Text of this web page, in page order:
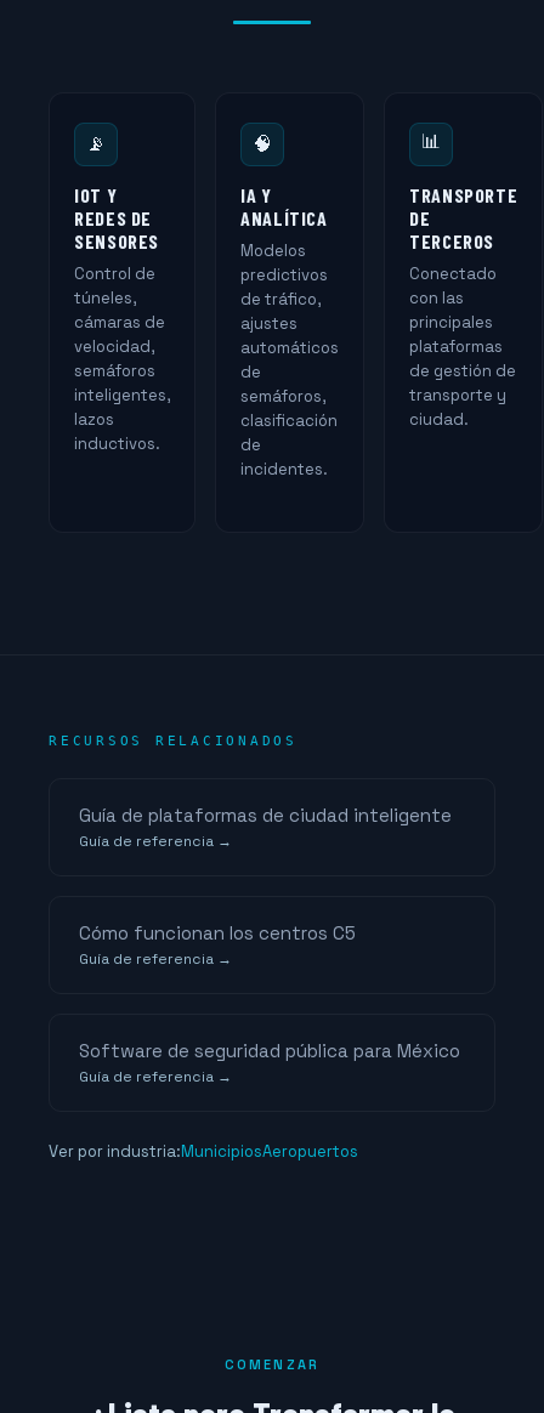
📡
IOT Y
REDES DE
SENSORES
Control de
túneles,
cámaras de
velocidad,
semáforos
inteligentes,
lazos
inductivos.
🧠
IA Y
ANALÍTICA
Modelos
predictivos
de tráfico,
ajustes
automáticos
de
semáforos,
clasificación
de
incidentes.
📊
TRANSPORTE
DE
TERCEROS
Conectado
con las
principales
plataformas
de gestión de
transporte y
ciudad.
RECURSOS RELACIONADOS
Guía de plataformas de ciudad inteligente
Guía de referencia →
Cómo funcionan los centros C5
Guía de referencia →
Software de seguridad pública para México
Guía de referencia →
Ver por industria:MunicipiosAeropuertos
COMENZAR